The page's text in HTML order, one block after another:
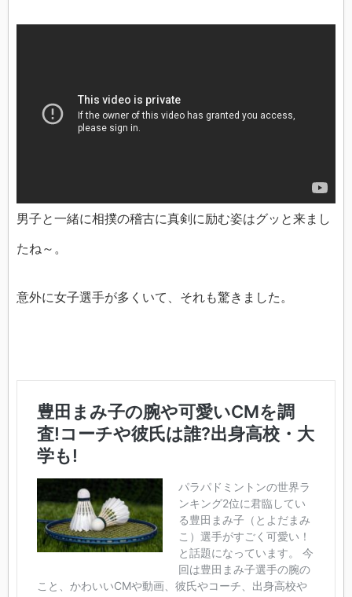
男子と一緒に相撲の稽古に真剣に励む姿はグッと来まし
たね～。
意外に女子選手が多くいて、それも驚きました。